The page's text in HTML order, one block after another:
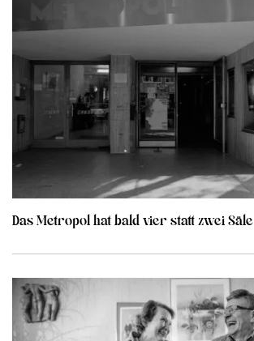
Das Metropol hat bald vier statt zwei Säle